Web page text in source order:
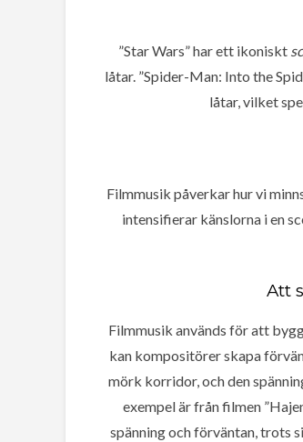
”Star Wars” har ett ikoniskt
låtar. ”Spider-Man: Into the
låtar, vilket
Filmmusik påverkar hur vi
intensifierar känslorna i en
Att
Filmmusik används för att
kan kompositörer skapa
mörk korridor, och den
exempel är från filmen
spänning och förväntan, trots